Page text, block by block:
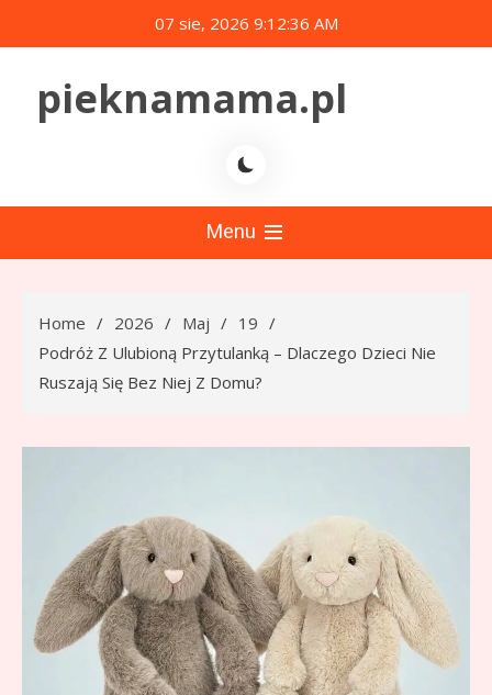
to
07 sie, 2026 9:12:37 AM
pieknamama.pl
Menu
Home 2026 Maj
19
Podróż Z Ulubioną Przytulanką – Dlaczego Dzieci Nie
Ruszają Się Bez Niej Z Domu?